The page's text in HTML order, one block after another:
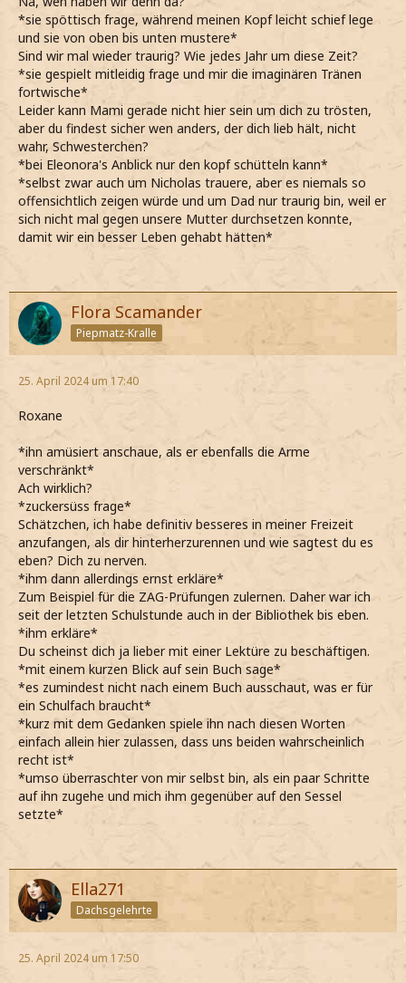
*sie spöttisch frage, während meinen Kopf leicht schief lege
und sie von oben bis unten mustere*
Sind wir mal wieder traurig? Wie jedes Jahr um diese Zeit?
*sie gespielt mitleidig frage und mir die imaginären Tränen
fortwische*
Leider kann Mami gerade nicht hier sein um dich zu trösten,
aber du findest sicher wen anders, der dich lieb hält, nicht
wahr, Schwesterchen?
*bei Eleonora's Anblick nur den kopf schütteln kann*
*selbst zwar auch um Nicholas trauere, aber es niemals so
offensichtlich zeigen würde und um Dad nur traurig bin, weil er
sich nicht mal gegen unsere Mutter durchsetzen konnte,
damit wir ein besser Leben gehabt hätten*
Flora Scamander
Piepmatz-Kralle
25. April 2024 um 17:40
Roxane
*ihn amüsiert anschaue, als er ebenfalls die Arme
verschränkt*
Ach wirklich?
*zuckersüss frage*
Schätzchen, ich habe definitiv besseres in meiner Freizeit
anzufangen, als dir hinterherzurennen und wie sagtest du es
eben? Dich zu nerven.
*ihm dann allerdings ernst erkläre*
Zum Beispiel für die ZAG-Prüfungen zulernen. Daher war ich
seit der letzten Schulstunde auch in der Bibliothek bis eben.
*ihm erkläre*
Du scheinst dich ja lieber mit einer Lektüre zu beschäftigen.
*mit einem kurzen Blick auf sein Buch sage*
*es zumindest nicht nach einem Buch ausschaut, was er für
ein Schulfach braucht*
*kurz mit dem Gedanken spiele ihn nach diesen Worten
einfach allein hier zulassen, dass uns beiden wahrscheinlich
recht ist*
*umso überraschter von mir selbst bin, als ein paar Schritte
auf ihn zugehe und mich ihm gegenüber auf den Sessel
setzte*
Ella271
Dachsgelehrte
25. April 2024 um 17:50